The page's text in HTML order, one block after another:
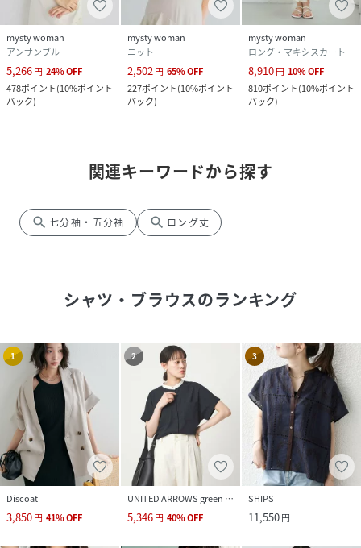
mysty woman
アンサンブル
5,266円 24%OFF
478ポイント(10%ポイント
バック)
mysty woman
ニット
2,502 円 65%OFF
227ポイント(10%ポイント
バック)
mysty woman
ロング・マキシスカート
8,910円 10%OFF
810ポイント(10%ポイント
バック)
関連キーワードから探す
search 七分袖・五分袖 search ロング丈
シャツ・ブラウスのランキング
1
Discoat
3,850円 41%OFF
2
UNITED ARROWS green label relaxing
5,346円 40%OFF
3
SHIPS
11,550円